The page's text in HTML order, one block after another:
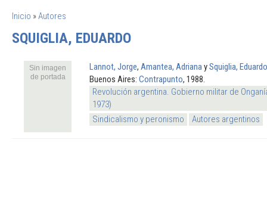
SE ENCUENTRA USTED AQUÍ
Inicio »Autores
SQUIGLIA, EDUARDO
Sin imagen
de portada
Lannot, Jorge, Amantea, Adriana ySquiglia, Eduardo
Buenos Aires: Contrapunto, 1988.
Revolución argentina. Gobierno militar de
1973)
Sindicalismo y peronismo
Autores argentinos